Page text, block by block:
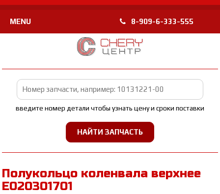
MENU 8-909-6-333-555
введите номер детали чтобы узнать цену и сроки поставки
Полукольцо коленвала верхнее
E020301701